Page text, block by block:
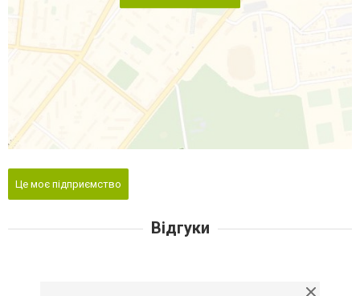
Це моє підприємство
Відгуки